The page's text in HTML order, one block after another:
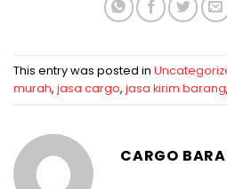
This entry was posted in
murah, jasa cargo, jasa kirim barang,
CARGO